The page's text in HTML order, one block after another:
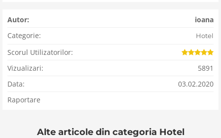
Autor:
ioana
Categorie:
Hotel
Scorul Utilizatorilor:
Vizualizari:
5891
Data:
03.02.2020
Raportare
Alte articole din categoria Hotel